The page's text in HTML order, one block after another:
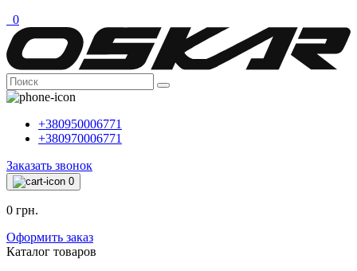
0
+380950006771
+380970006771
Заказать звонок
0
0 грн.
Оформить заказ
Каталог товаров